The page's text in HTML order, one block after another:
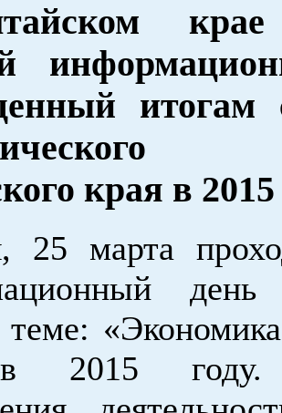
крае
итогам
края в 2015
25 марта
день
2015 году.